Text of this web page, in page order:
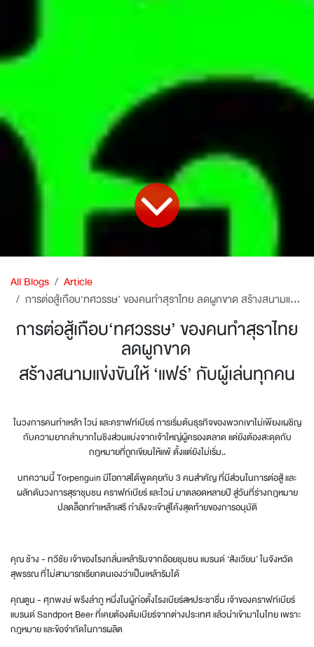
All Blogs
Article
การต่อสู้เกือบ‘ทศวรรษ’ ของคนทำสุราไทย ลดผูกขาด สร้างสนามแข่งขันให้ ‘แฟร์’ กับผู้เล่นทุกคน
การต่อสู้เกือบ‘ทศวรรษ’ ของคนทำสุราไทย
ลดผูกขาด
สร้างสนามแข่งขันให้ ‘แฟร์’ กับผู้เล่นทุกคน
ในวงการคนทำเหล้า ไวน์ และคราฟท์เบียร์ การเริ่มต้นธุรกิจของพวกเขาไม่เพียงเผชิญ
กับความยากลำบากในชิงส่วนแบ่งจากเจ้าใหญ่ผู้ครองตลาด แต่ยังต้องสะดุดกับ
กฎหมายที่ถูกเขียนให้แพ้ ตั้งแต่ยังไม่เริ่ม..
บทความนี้ Torpenguin มีโอกาสได้พูดคุยกับ 3 คนสำคัญ ที่มีส่วนในการต่อสู้ และ
ผลักดันวงการสุราชุมชน คราฟท์เบียร์ และไวน์ มาตลอดหลายปี สู่วันที่ร่างกฎหมาย
ปลดล็อกทำเหล้าเสรี กำลังจะเข้าสู่โค้งสุดท้ายของการอนุมัติ
คุณ ช้าง - ทวีชัย เจ้าของโรงกลั่นเหล้ารัมจากอ้อยชุมชน แบรนด์ ‘สังเวียน’ ในจังหวัด
สุพรรณ ที่ไม่สามารถเรียกตนเองว่าเป็นเหล้ารัมได้
คุณตูน - ศุภพงษ์ พรึงลำภู หนึ่งในผู้ก่อตั้งโรงเบียร์สหประชาชื่น เจ้าของคราฟท์เบียร์
แบรนด์ Sandport Beer ที่เคยต้องต้มเบียร์จากต่างประเทศ แล้วนำเข้ามาในไทย เพราะ
กฎหมาย และข้อจำกัดในการผลิต